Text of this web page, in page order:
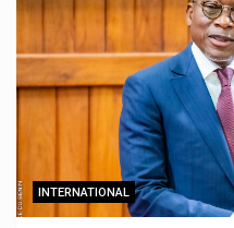
INTERNATIONAL